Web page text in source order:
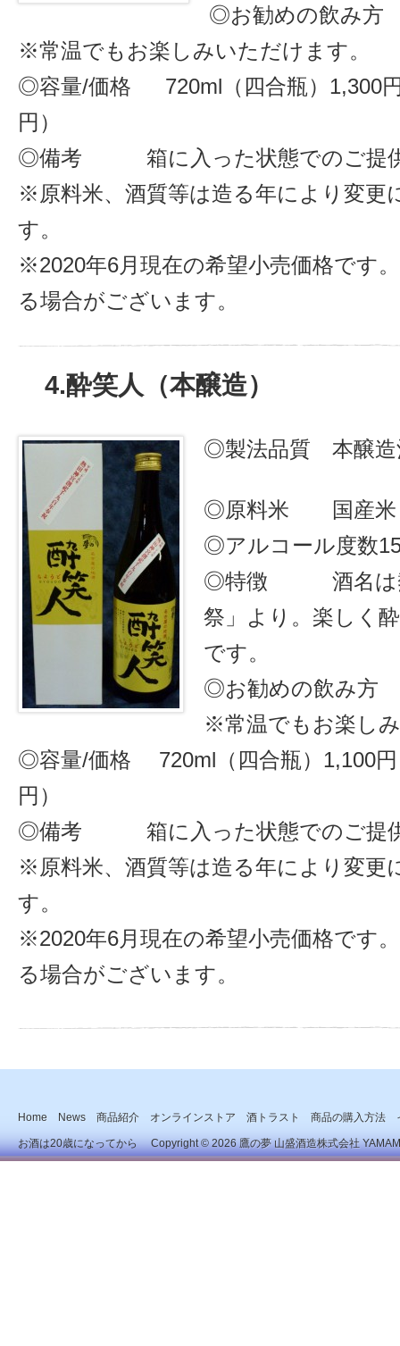
◎お勧めの飲み
※常温でもお楽しみいただけます。
◎容量/価格 720ml（四合瓶）1,300円
円）
◎備考 箱に入った状態でのご提
※原料米、酒質等は造る年により変更
す。
※2020年6月現在の希望小売価格です
る場合がございます。
4.酔笑人（本醸造）
◎製法品質 本醸造
◎原料米 国産
◎アルコール度数
◎特徴 酒名は熱
祭」より。楽しく
です。
◎お勧めの飲み方
※常温でもお楽し
◎容量/価格 720ml（四合瓶）1,100円
円）
◎備考 箱に入った状態でのご提
※原料米、酒質等は造る年により変更
す。
※2020年6月現在の希望小売価格です
る場合がございます。
Home News 商品紹介 オンラインストア 酒トラスト 商品の購入方法
お酒は20歳になってから Copyright © 2026鷹の夢 山盛酒造株式会社